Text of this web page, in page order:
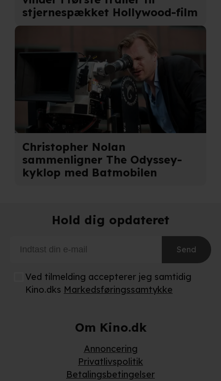
stjernespækket Hollywood-film
Christopher Nolan
sammenligner The Odyssey-
kyklop med Batmobilen
Hold dig opdateret
Send
Ved tilmelding accepterer jeg samtidig
Kino.dks Markedsføringssamtykke
Om Kino.dk
Annoncering
Privatlivspolitik
Betalingsbetingelser